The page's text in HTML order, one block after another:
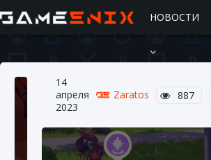
НОВОСТИ
14
апреля
2023
Zaratos 887